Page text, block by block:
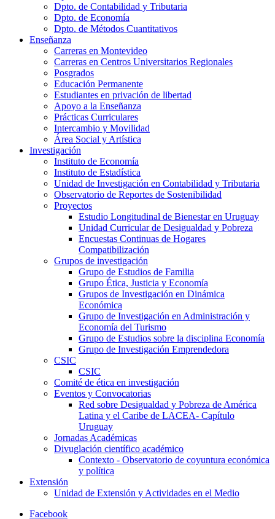
Dpto. de Contabilidad y Tributaria
Dpto. de Economía
Dpto. de Métodos Cuantitativos
Enseñanza
Carreras en Montevideo
Carreras en Centros Universitarios Regionales
Posgrados
Educación Permanente
Estudiantes en privación de libertad
Apoyo a la Enseñanza
Prácticas Curriculares
Intercambio y Movilidad
Área Social y Artística
Investigación
Instituto de Economía
Instituto de Estadística
Unidad de Investigación en Contabilidad y Tributaria
Observatorio de Reportes de Sostenibilidad
Proyectos
Estudio Longitudinal de Bienestar en Uruguay
Unidad Curricular de Desigualdad y Pobreza
Encuestas Continuas de Hogares
Compatibilización
Grupos de investigación
Grupo de Estudios de Familia
Grupo Ética, Justicia y Economía
Grupos de Investigación en Dinámica
Económica
Grupo de Investigación en Administración y
Economía del Turismo
Grupo de Estudios sobre la disciplina Economía
Grupo de Investigación Emprendedora
CSIC
CSIC
Comité de ética en investigación
Eventos y Convocatorias
Red sobre Desigualdad y Pobreza de América
Latina y el Caribe de LACEA- Capítulo
Uruguay
Jornadas Académicas
Divuglación científico académico
Contexto - Observatorio de coyuntura económica
y política
Extensión
Unidad de Extensión y Actividades en el Medio
Facebook